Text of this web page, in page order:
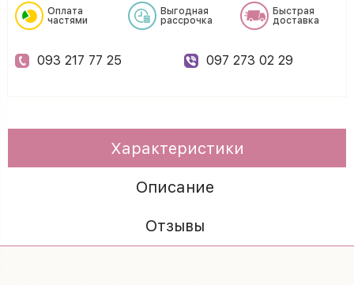
Оплата
частями
Выгодная
рассрочка
Быстрая
доставка
093 217 77 25 097 273 02 29
Характеристики
Описание
Отзывы